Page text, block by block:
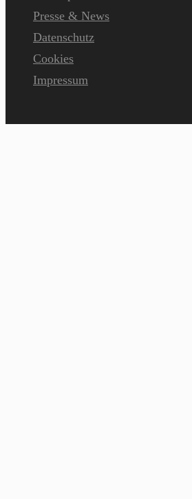
Presse & News
Datenschutz
Cookies
Impressum